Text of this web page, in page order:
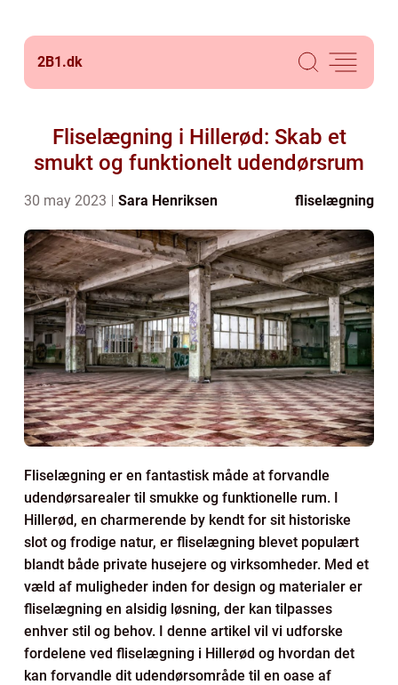
2B1.dk
Fliselægning i Hillerød: Skab et
smukt og funktionelt udendørsrum
30 may 2023 Sara Henriksen fliselægning
Fliselægning er en fantastisk måde at forvandle
udendørsarealer til smukke og funktionelle rum. I
Hillerød, en charmerende by kendt for sit historiske
slot og frodige natur, er fliselægning blevet populært
blandt både private husejere og virksomheder. Med et
væld af muligheder inden for design og materialer er
fliselægning en alsidig løsning, der kan tilpasses
enhver stil og behov. I denne artikel vil vi udforske
fordelene ved fliselægning i Hillerød og hvordan det
kan forvandle dit udendørsområde til en oase af